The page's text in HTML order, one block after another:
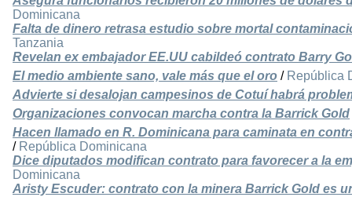
Dominicana
Falta de dinero retrasa estudio sobre mortal
Tanzania
Revelan ex embajador EE.UU cabildeó contrato Barry
El medio ambiente sano, vale más que el oro / República
Advierte si desalojan campesinos de Cotuí habrá
Organizaciones convocan marcha contra la Barrick Gold
Hacen llamado en R. Dominicana para caminata en
/ República Dominicana
Dice diputados modifican contrato para favorecer a la
Dominicana
Aristy Escuder: contrato con la minera Barrick Gold es